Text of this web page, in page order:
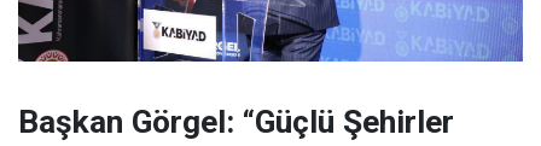
Başkan Görgel: “Güçlü Şehirler